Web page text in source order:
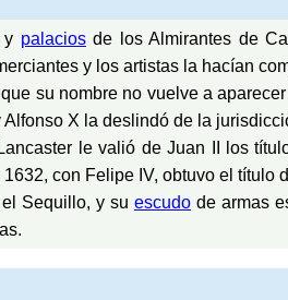
y palaciosde los Almirantes de
y los artistas la hacían
su nombre no vuelve a
X la deslindó de la
le valió de Juan II los
con Felipe IV, obtuvo el título
el Sequillo, y suescudo de armas